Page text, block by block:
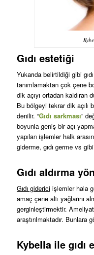
Gıdı estetiği
Yukarıda belirtildiği gibi
tanımlamaktan çok çene
dik açıyı ortadan kaldıran
Bu bölgeyi tekrar dik açılı
denilir. “Gıdı sarkması”
boyunla geniş bir açı
yapılan işlemler halk
giderme, gıdı germe vs
Gıdı aldırma
Gıdı gidericiişlemler hala
amaç çene altı yağlarını
gerginleştirmektir.
araştırılmaktadır. Bunlara
Kybella ile gıdı